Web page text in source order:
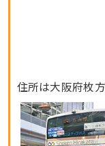
住所は大阪府枚